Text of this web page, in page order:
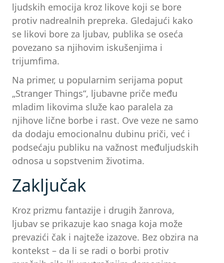
ljudskih emocija kroz likove koji se bore
protiv nadrealnih prepreka. Gledajući kako
se likovi bore za ljubav, publika se oseća
povezano sa njihovim iskušenjima i
trijumfima.
Na primer, u popularnim serijama poput
„Stranger Things“, ljubavne priče među
mladim likovima služe kao paralela za
njihove lične borbe i rast. Ove veze ne samo
da dodaju emocionalnu dubinu priči, već i
podsećaju publiku na važnost međuljudskih
odnosa u sopstvenim životima.
Zaključak
Kroz prizmu fantazije i drugih žanrova,
ljubav se prikazuje kao snaga koja može
prevazići čak i najteže izazove. Bez obzira na
kontekst – da li se radi o borbi protiv